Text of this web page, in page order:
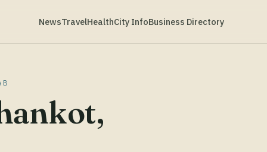
NewsTravelHealthCity InfoBusiness Directory